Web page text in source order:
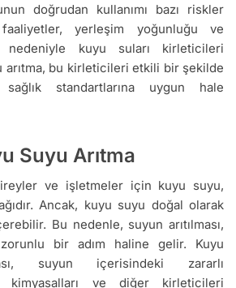
doğrudan kullanımı bazı riskler
yerleşim yoğunluğu ve
kuyu suları kirleticileri
arıtma, bu kirleticileri etkili bir şekilde
standartlarına uygun hale
Suyu Arıtma
ve işletmeler için kuyu suyu,
Ancak, kuyu suyu doğal olarak
Bu nedenle, suyun arıtılması,
bir adım haline gelir. Kuyu
suyun içerisindeki zararlı
kimyasalları ve diğer kirleticileri